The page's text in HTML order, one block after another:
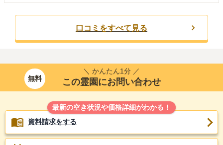
口コミをすべて見る
無料
＼ かんたん1分 ／
この霊園にお問い合わせ
最新の空き状況や価格詳細がわかる！
資料請求をする